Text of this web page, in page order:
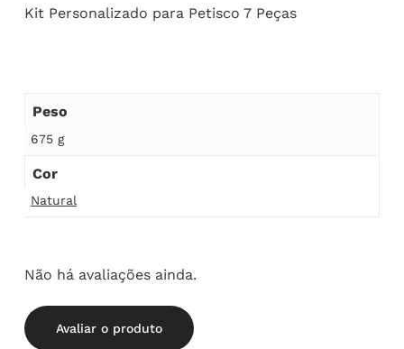
Kit Personalizado para Petisco 7 Peças
Peso
675 g
Cor
Natural
Não há avaliações ainda.
Avaliar o produto